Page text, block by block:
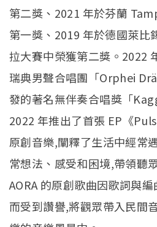
第二獎、2021 年於芬蘭
第一獎、2019 年於德國萊比
拉大賽中榮獲第二獎。2022
瑞典男聲合唱團「Orphei
發的著名無伴奏合唱獎「
2022 年推出了首張 EP《
原創音樂,闡釋了生活中經常
常想法、感受和困境,帶領聽
AORA 的原創歌曲因歌詞與
而受到讚譽,將觀眾帶入民間